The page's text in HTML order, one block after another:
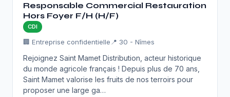
Responsable Commercial Restauration
Hors Foyer F/H (H/F)
CDI
🏢 Entreprise confidentielle 📍 30 - Nîmes
Rejoignez Saint Mamet Distribution, acteur historique
du monde agricole français ! Depuis plus de 70 ans,
Saint Mamet valorise les fruits de nos terroirs pour
proposer une large ga…